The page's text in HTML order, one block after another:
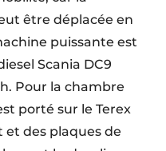
être déplacée en
puissante est
Scania DC9
Pour la chambre
porté sur le Terex
et des plaques de